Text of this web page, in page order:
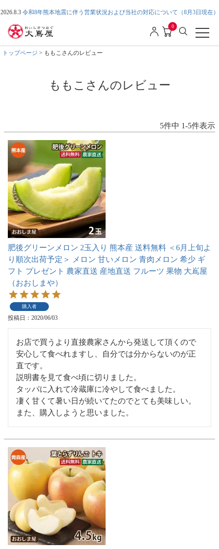
2026.8.3 令和8年熊本地震に伴う営業状況および当社の対応について（8月3日現在）
0
トップページ ももこさんのレビュー
ももこさんのレビュー
5件中 1-5件表示
肥後グリーンメロン 2玉入り 熊本産 送料無料 ＜6月上旬よ
り順次出荷予定＞ メロン 甘いメロン 青肉メロン 希少 ギ
フト プレゼント 農家直送 産地直送 フルーツ 果物 大嶌屋
（おおしまや）
購入者
投稿日 2020/06/03
お店で買うより直接農家さんから発送して頂くので
安心して食べれますし、自分では分からないのが正
直です。
説明書を見て食べ頃に切りました。
タッパに入れて冷蔵庫に冷やして食べました。
凄く甘くて暑い日が続いてたのでとても美味しい。